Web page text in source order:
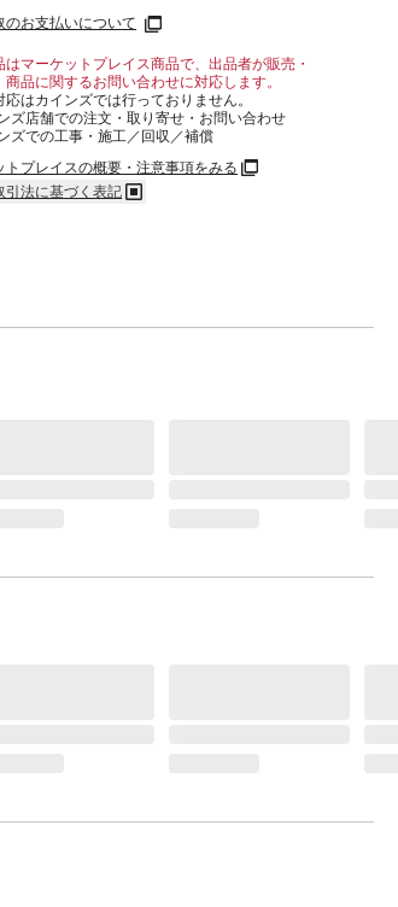
のお支払いについて
はマーケットプレイス商品で、出品者が販売・
商品に関するお問い合わせに対応します。
応はカインズでは行っておりません。
ズ店舗での注文・取り寄せ・お問い合わせ
ズでの工事・施工／回収／補償
トプレイスの概要・注意事項をみる
引法に基づく表記